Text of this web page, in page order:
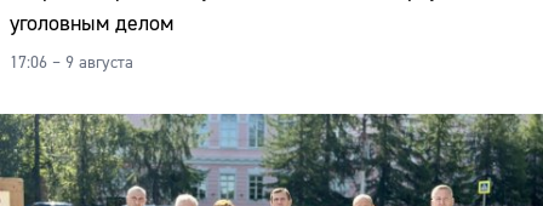
уголовным делом
17:06 – 9 августа